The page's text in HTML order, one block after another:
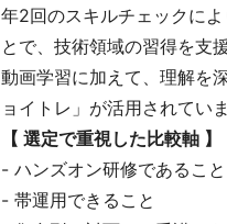
年2回のスキルチェックに
とで、技術領域の習得を支援
動画学習に加えて、理解を
ョイトレ」が活用されていま
【 選定で重視した比較軸 】
- ハンズオン研修であること
- 帯運用できること